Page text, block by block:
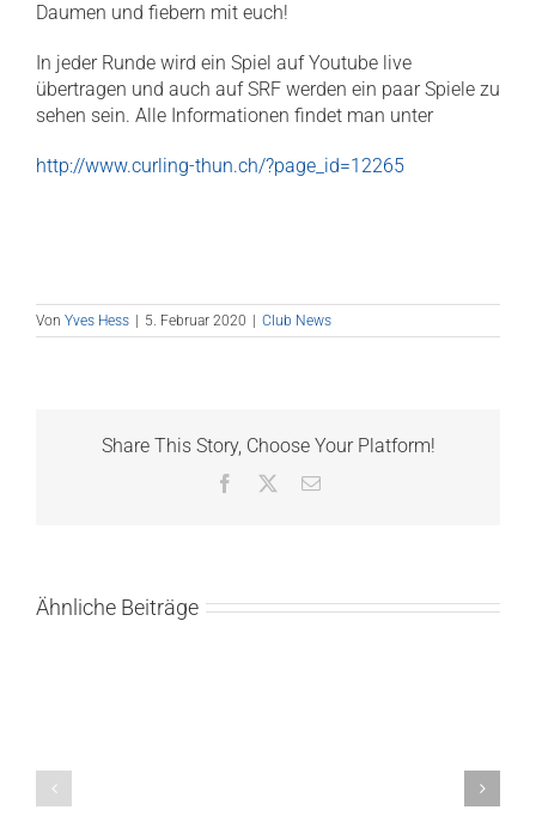
Daumen und fiebern mit euch!
In jeder Runde wird ein Spiel auf Youtube live
übertragen und auch auf SRF werden ein paar Spiele zu
sehen sein. Alle Informationen findet man unter
http://www.curling-thun.ch/?page_id=12265
Von Yves Hess 5. Februar 2020 Club News
Share This Story, Choose Your Platform!
Facebook
E-
Ähnliche Beiträge